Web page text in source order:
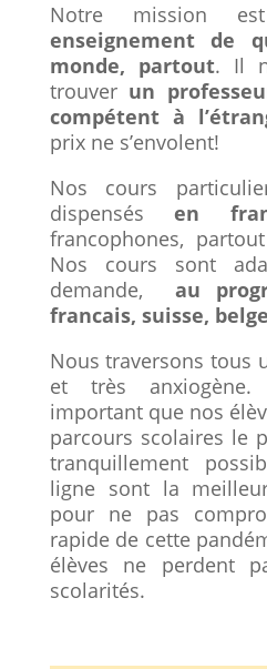
Notre mission
enseignement de
monde, partout. Il
trouverun
compétent à
prix ne s’envolent!
Nos cours
dispensésen
francophones,
Nos cours sont
demande, au
francais, suisse,
Nous traversons tous
et très
important que nos
parcours scolaires le
tranquillement
ligne sont la
pour ne pas
rapide de cette
élèves ne perdent
scolarités.